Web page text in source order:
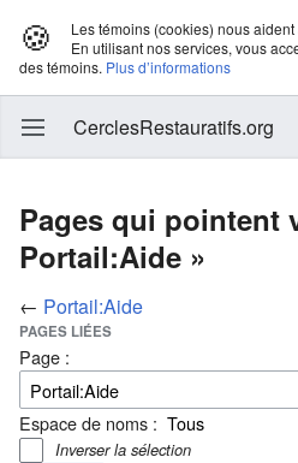
🍪
Les témoins (cookies) nous
En utilisant nos services, vous
des témoins. Plus d’informations
CerclesRestauratifs.org
Pages qui pointent
Portail:Aide »
← Portail:Aide
PAGES LIÉES
Page :
Espace de noms :
Inverser la sélection